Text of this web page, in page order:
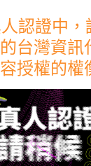
認證中，
台灣資訊
授權的權